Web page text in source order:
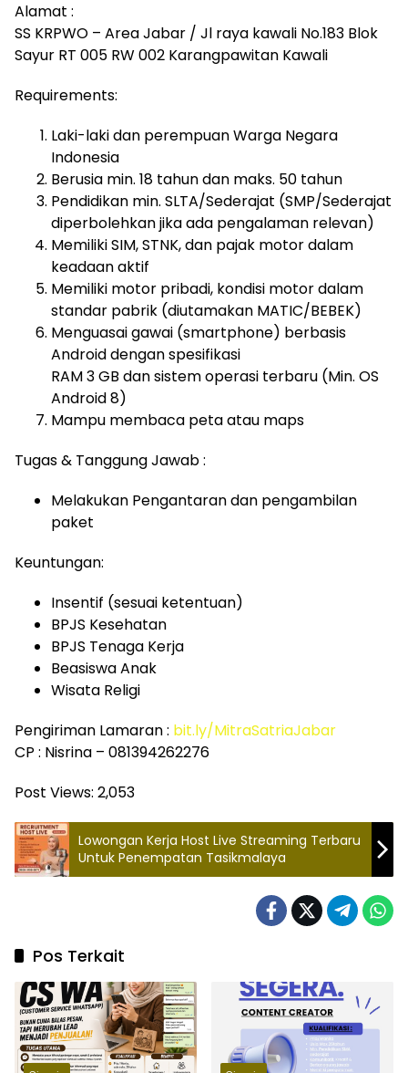
Alamat :
SS KRPWO – Area Jabar / Jl raya kawali No.183 Blok
Sayur RT 005 RW 002 Karangpawitan Kawali
Requirements:
Laki-laki dan perempuan Warga Negara
Indonesia
Berusia min. 18 tahun dan maks. 50 tahun
Pendidikan min. SLTA/Sederajat (SMP/Sederajat
diperbolehkan jika ada pengalaman relevan)
Memiliki SIM, STNK, dan pajak motor dalam
keadaan aktif
Memiliki motor pribadi, kondisi motor dalam
standar pabrik (diutamakan MATIC/BEBEK)
Menguasai gawai (smartphone) berbasis
Android dengan spesifikasi
RAM 3 GB dan sistem operasi terbaru (Min. OS
Android 8)
Mampu membaca peta atau maps
Tugas & Tanggung Jawab :
Melakukan Pengantaran dan pengambilan
paket
Keuntungan:
Insentif (sesuai ketentuan)
BPJS Kesehatan
BPJS Tenaga Kerja
Beasiswa Anak
Wisata Religi
Pengiriman Lamaran : bit.ly/MitraSatriaJabar
CP : Nisrina – 081394262276
Post Views: 2,053
Lowongan Kerja Host Live Streaming Terbaru
Untuk Penempatan Tasikmalaya
Pos Terkait